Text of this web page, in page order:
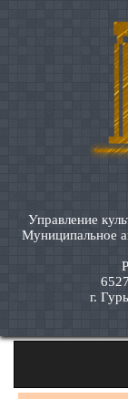
Управление
Муниципальное
г.